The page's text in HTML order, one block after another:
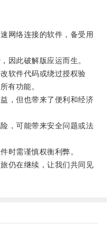
络连接的软件，备受用
此破解版应运而生。
件代码或绕过授权验
有功能。
但也带来了便利和经济
可能带来安全问题或法
需谨慎权衡利弊。
在继续，让我们共同见